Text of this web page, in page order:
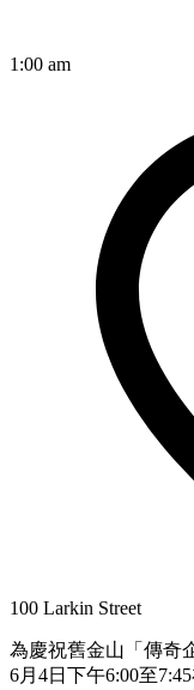
1:00 am
100 Larkin Street
為慶祝舊金山「傳奇
6月4日下午6:00至